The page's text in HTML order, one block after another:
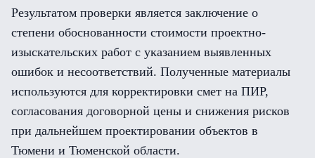
Результатом проверки является заключение о
степени обоснованности стоимости проектно-
изыскательских работ с указанием выявленных
ошибок и несоответствий. Полученные материалы
используются для корректировки смет на ПИР,
согласования договорной цены и снижения рисков
при дальнейшем проектировании объектов в
Тюмени и Тюменской области.